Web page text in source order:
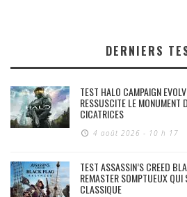
DERNIERS
TEST HALO CAMPAIGN
RESSUSCITE LE MONUMENT
CICATRICES
4 août 2026 - 10 h 17
TEST ASSASSIN’S CREED
REMASTER SOMPTUEUX
CLASSIQUE